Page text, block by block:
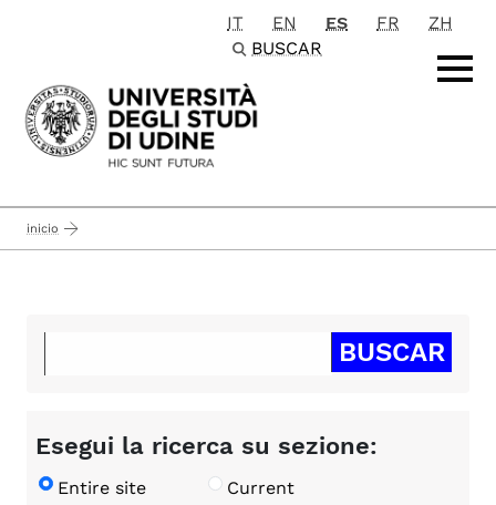
Passa al contenuto principale
IT EN ES FR
ZH
BUSCAR
inicio
Esegui la ricerca su sezione:
Entire site Current